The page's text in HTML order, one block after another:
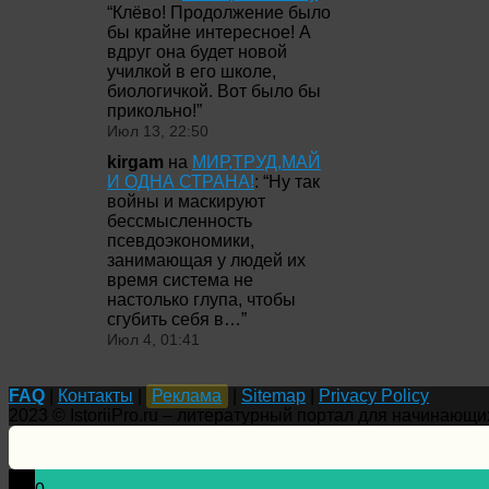
“Клёво! Продолжение было
бы крайне интересное! А
вдруг она будет новой
училкой в его школе,
биологичкой. Вот было бы
прикольно!”
Июл 13, 22:50
kirgam на МИР,ТРУД,МАЙ
И ОДНА СТРАНА!: “Ну так
войны и маскируют
бессмысленность
псевдоэкономики,
занимающая у людей их
время система не
настолько глупа, чтобы
сгубить себя в…”
Июл 4, 01:41
FAQ Контакты Реклама Sitemap
Privacy Policy